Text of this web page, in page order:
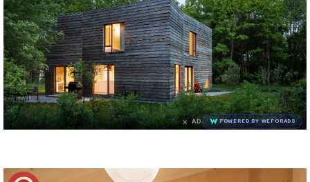
× AD POWERED BY WEFORADS